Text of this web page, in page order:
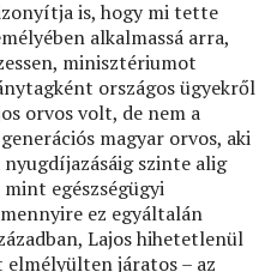
is, hogy mi tette
alkalmassá arra,
minisztériumot
országos ügyekről
orvos volt, de nem a
magyar orvos, aki
szinte alig
egészségügyi
ez egyáltalán
Lajos hihetetlenül
járatos – az